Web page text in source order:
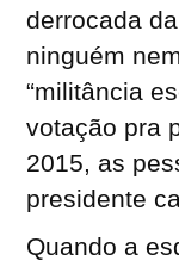
derrocada
ninguém
“militância
votação pra
2015, as
presidente
Quando a